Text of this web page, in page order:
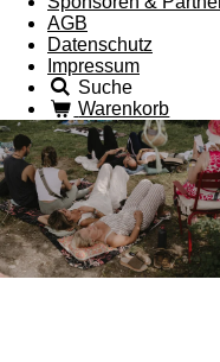
AGB
Datenschutz
Impressum
Suche
Warenkorb